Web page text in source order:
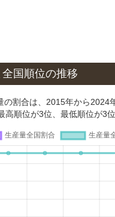
国順位の推移
割合は、2015年から2024
順位が3位、最低順位が3